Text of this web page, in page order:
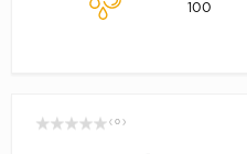
100
( 0 )